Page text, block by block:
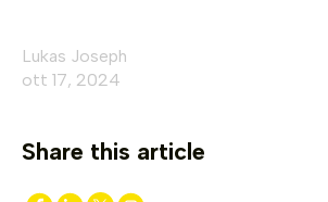
Lukas Joseph
ott 17, 2024
Share this article